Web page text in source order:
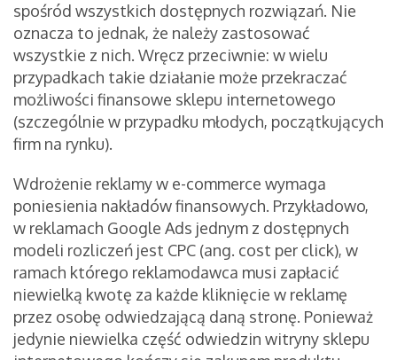
spośród wszystkich dostępnych rozwiązań. Nie
oznacza to jednak, że należy zastosować
wszystkie z nich. Wręcz przeciwnie: w wielu
przypadkach takie działanie może przekraczać
możliwości finansowe sklepu internetowego
(szczególnie w przypadku młodych, początkujących
firm na rynku).
Wdrożenie reklamy w e-commerce wymaga
poniesienia nakładów finansowych. Przykładowo,
w reklamach Google Ads jednym z dostępnych
modeli rozliczeń jest CPC (ang. cost per click), w
ramach którego reklamodawca musi zapłacić
niewielką kwotę za każde kliknięcie w reklamę
przez osobę odwiedzającą daną stronę. Ponieważ
jedynie niewielka część odwiedzin witryny sklepu